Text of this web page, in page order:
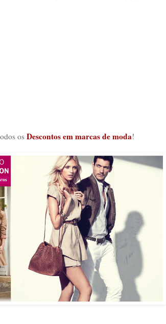
os Descontos em marcas de moda!